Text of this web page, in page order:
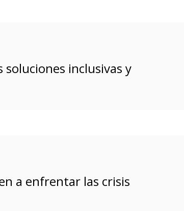
soluciones inclusivas y
a enfrentar las crisis